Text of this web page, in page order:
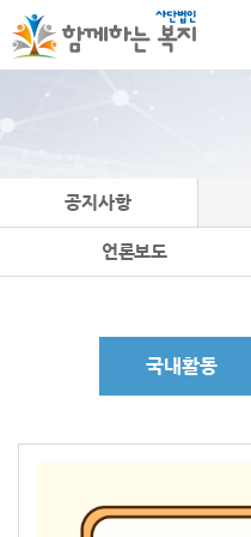
공지사항
언론보도
국내활동